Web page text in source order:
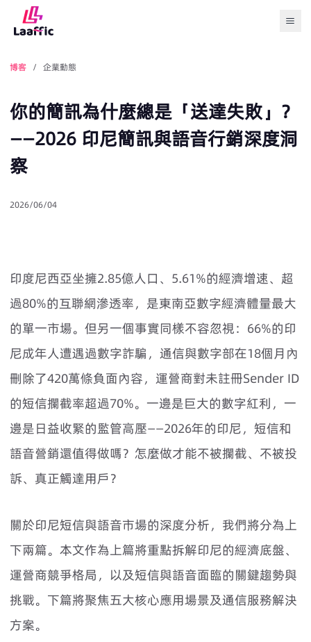
博客 / 企業動態
你的簡訊為什麼總是「送達失敗」？
——2026 印尼簡訊與語音行銷深度洞
察
2026/06/04
印度尼西亞坐擁2.85億人口、5.61%的經濟增速、超
過80%的互聯網滲透率，是東南亞數字經濟體量最大
的單一市場。但另一個事實同樣不容忽視：66%的印
尼成年人遭遇過數字詐騙，通信與數字部在18個月內
刪除了420萬條負面內容，運營商對未註冊Sender ID
的短信攔截率超過70%。一邊是巨大的數字紅利，一
邊是日益收緊的監管高壓——2026年的印尼，短信和
語音營銷還值得做嗎？怎麼做才能不被攔截、不被投
訴、真正觸達用戶？
關於印尼短信與語音市場的深度分析，我們將分為上
下兩篇。本文作為上篇將重點拆解印尼的經濟底盤、
運營商競爭格局，以及短信與語音面臨的關鍵趨勢與
挑戰。下篇將聚焦五大核心應用場景及通信服務解決
方案。